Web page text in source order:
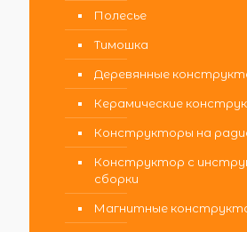
Полесье
Тимошка
Деревянные
Керамические
Конструкторы на
Конструктор с
сборки
Магнитные